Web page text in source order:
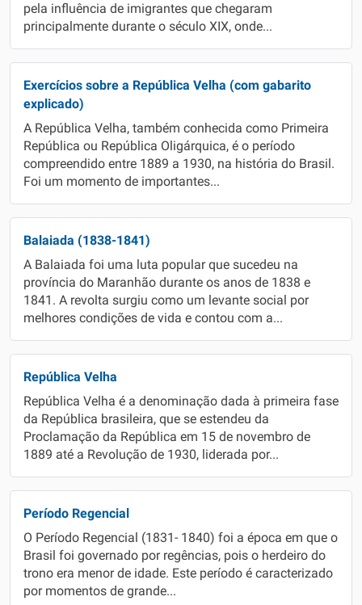
pela influência de imigrantes que chegaram
principalmente durante o século XIX, onde...
Exercícios sobre a República Velha (com gabarito
explicado)
A República Velha, também conhecida como Primeira
República ou República Oligárquica, é o período
compreendido entre 1889 a 1930, na história do Brasil.
Foi um momento de importantes...
Balaiada (1838-1841)
A Balaiada foi uma luta popular que sucedeu na
província do Maranhão durante os anos de 1838 e
1841. A revolta surgiu como um levante social por
melhores condições de vida e contou com a...
República Velha
República Velha é a denominação dada à primeira fase
da República brasileira, que se estendeu da
Proclamação da República em 15 de novembro de
1889 até a Revolução de 1930, liderada por...
Período Regencial
O Período Regencial (1831- 1840) foi a época em que o
Brasil foi governado por regências, pois o herdeiro do
trono era menor de idade. Este período é caracterizado
por momentos de grande...